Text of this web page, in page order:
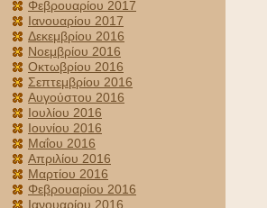
Φεβρουαρίου 2017
Ιανουαρίου 2017
Δεκεμβρίου 2016
Νοεμβρίου 2016
Οκτωβρίου 2016
Σεπτεμβρίου 2016
Αυγούστου 2016
Ιουλίου 2016
Ιουνίου 2016
Μαΐου 2016
Απριλίου 2016
Μαρτίου 2016
Φεβρουαρίου 2016
Ιανουαρίου 2016